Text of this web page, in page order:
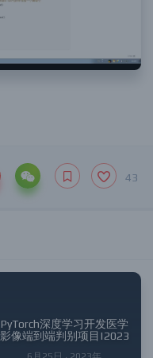
43
PyTorch深度学习开发医学
影像端到端判别项目|2023